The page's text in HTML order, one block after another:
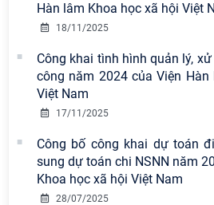
Hàn lâm Khoa học xã hội Việt
18/11/2025
Công khai tình hình quản lý,
công năm 2024 của Viện
Việt Nam
17/11/2025
Công bố công khai dự toán
sung dự toán chi NSNN năm
Khoa học xã hội Việt Nam
28/07/2025